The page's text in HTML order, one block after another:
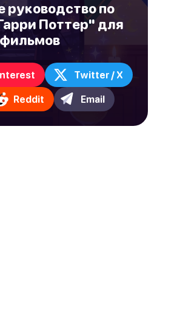
руководство по
Поттер" для
Twitter / X
Reddit Email